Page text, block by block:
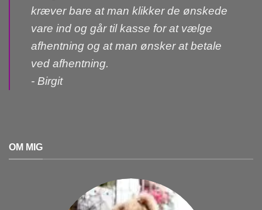
kræver bare at man klikker de ønskede
vare ind og går til kasse for at vælge
afhentning og at man ønsker at betale
ved afhentning.
- Birgit
OM MIG